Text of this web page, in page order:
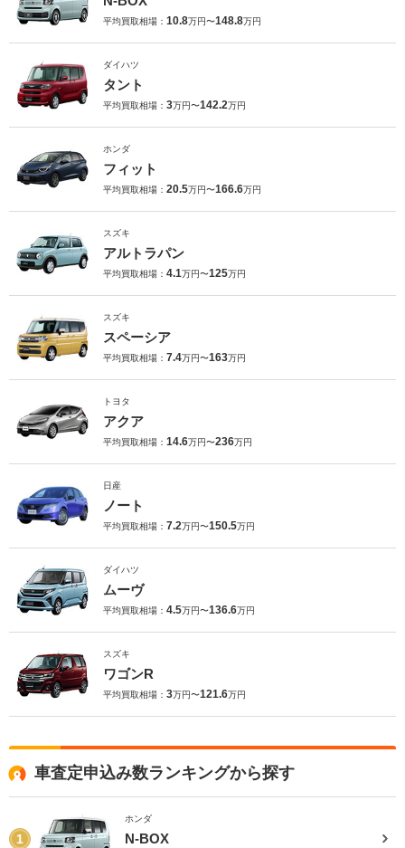
平均買取相場： 10.8万円〜148.8万円
ダイハツ
タント
平均買取相場： 3万円〜142.2万円
ホンダ
フィット
平均買取相場： 20.5万円〜166.6万円
スズキ
アルトラパン
平均買取相場： 4.1万円〜125万円
スズキ
スペーシア
平均買取相場： 7.4万円〜163万円
トヨタ
アクア
平均買取相場： 14.6万円〜236万円
日産
ノート
平均買取相場： 7.2万円〜150.5万円
ダイハツ
ムーヴ
平均買取相場： 4.5万円〜136.6万円
スズキ
ワゴンR
平均買取相場： 3万円〜121.6万円
車査定申込み数ランキングから探す
1
ホンダ
N-BOX